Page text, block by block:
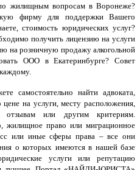
жилищным вопросам в Воронеже?
фирму для поддержки Вашего
стоимость юридических услуг?
получить лицензию на услуги
на розничную продажу алкогольной
ООО в Екатеринбурге? Совет
самостоятельно найти адвоката,
на услуги, месту расположения,
отзывам или другим критериям.
жилищное право или миграционное
или иные сферы права – все они
о которых имеются в нашей базе
услуги или репутацию